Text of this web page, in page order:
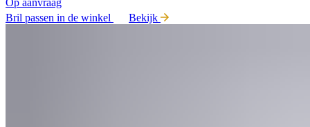
Bril passen in de winkel
Bekijk